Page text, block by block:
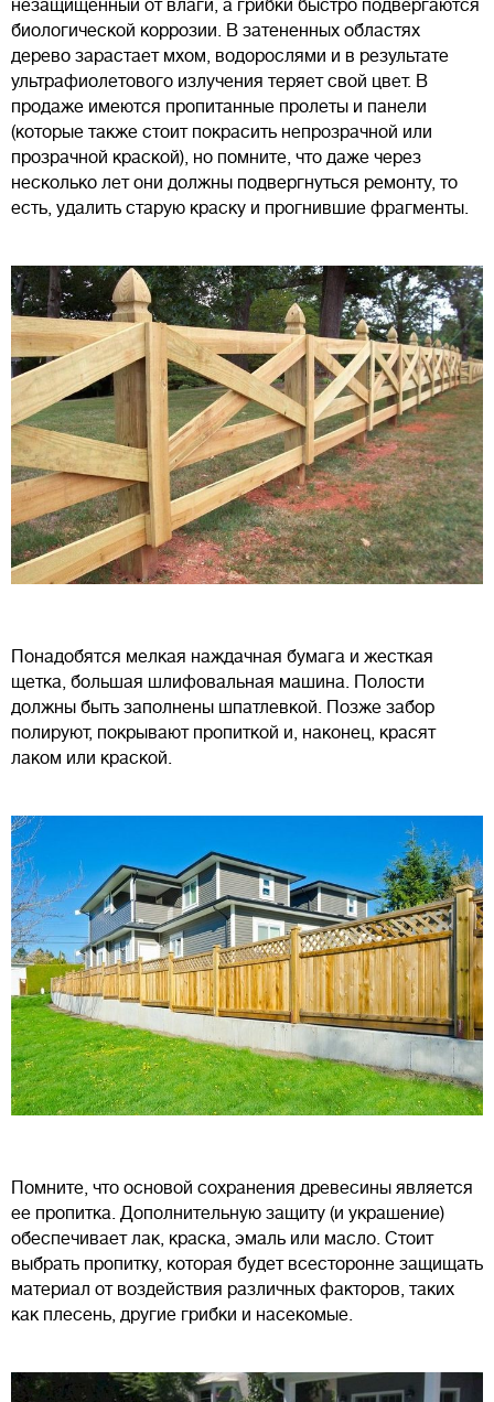
незащищенный от влаги, а грибки быстро подвергаются
биологической коррозии. В затененных областях
дерево зарастает мхом, водорослями и в результате
ультрафиолетового излучения теряет свой цвет. В
продаже имеются пропитанные пролеты и панели
(которые также стоит покрасить непрозрачной или
прозрачной краской), но помните, что даже через
несколько лет они должны подвергнуться ремонту, то
есть, удалить старую краску и прогнившие фрагменты.
Понадобятся мелкая наждачная бумага и жесткая
щетка, большая шлифовальная машина. Полости
должны быть заполнены шпатлевкой. Позже забор
полируют, покрывают пропиткой и, наконец, красят
лаком или краской.
Помните, что основой сохранения древесины является
ее пропитка. Дополнительную защиту (и украшение)
обеспечивает лак, краска, эмаль или масло. Стоит
выбрать пропитку, которая будет всесторонне защищать
материал от воздействия различных факторов, таких
как плесень, другие грибки и насекомые.